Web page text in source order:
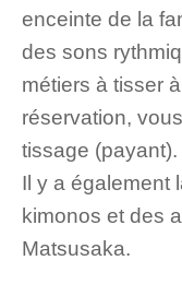
enceinte de la
des sons
métiers à tisser
réservation,
tissage (payant).
Il y a également
kimonos et des
Matsusaka.